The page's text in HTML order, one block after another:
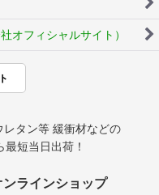
オフィシャルサイト）
タン等 緩衝材などの
短当日出荷！
ラインショップ